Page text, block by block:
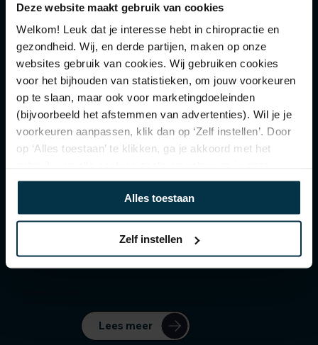
Deze website maakt gebruik van cookies
Welkom! Leuk dat je interesse hebt in chiropractie en
gezondheid. Wij, en derde partijen, maken op onze
websites gebruik van cookies. Wij gebruiken cookies
voor het bijhouden van statistieken, om jouw voorkeuren
op te slaan, maar ook voor marketingdoeleinden
(bijvoorbeeld het afstemmen van advertenties). Wil je je
voorkeuren aanpassen, klik dan op ‘Zelf instellen’. Door
op ‘Alles toestaan’ te klikken, ga je akkoord met het
cookieverklaring.
Alles toestaan
Zelf instellen
Chiropractic Assistant
Lees meer
Romy
Lees meer